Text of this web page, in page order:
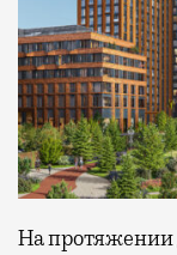
На протяжении